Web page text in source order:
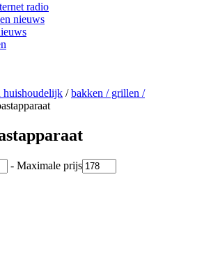
radio
nieuws
huishoudelijk /bakken / grillen /
- Maximale prijs